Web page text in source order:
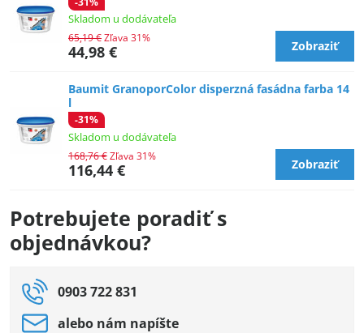
Skladom u dodávateľa
44,98 €
65,19 €Zľava 31%
Zobraziť
Baumit GranoporColor disperzná fasádna farba 14
l
-31%
Skladom u dodávateľa
116,44 €
168,76 €Zľava 31%
Zobraziť
Potrebujete poradiť s
objednávkou?
0903 722 831
alebo nám napíšte